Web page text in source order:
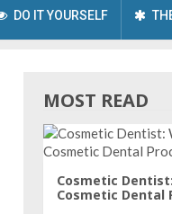
DO IT YOURSELF
MOST READ
Cosmetic
Cosmetic Dental